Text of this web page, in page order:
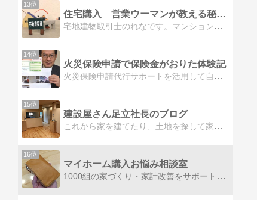
13位
住宅購入 営業ウーマンが教える秘訣！
宅地建物取引士のれなです。マンション・住宅販売の経験を活かし、住宅購入や売却に留意する点などを紹介していきます。女性であり母である視点から発信していきます。
14位
火災保険申請で保険金がおりた体験記
火災保険申請代行サポートを活用して自宅に保険金がおりた体験ブログです。ネットが苦手な方は被害調査依頼書を無料であなたのご自宅に郵送いたします。
15位
建設屋さん足立社長のブログ
これから家を建てたり、土地を探して家を建てたり、投資でアパ−ト、中古住宅を買いオ−ナ−になったり、そんないろいろなケ−スでの注意事項、知っておくといいこと、業界で起こっていることなどわかりやすくブログにしています。
16位
マイホーム購入お悩み相談室
1000組の家づくり・家計改善をサポートしてきた住宅専門ファイナンシャルプランナーが、初めて家を建てる人のために、後悔しないマイホーム実現法を大公開！